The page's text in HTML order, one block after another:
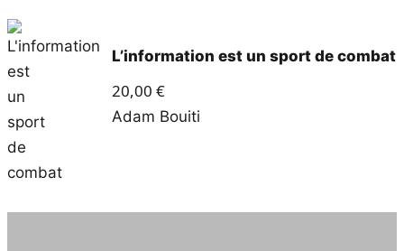
L’information est un sport de combat
20,00 €
Adam Bouiti